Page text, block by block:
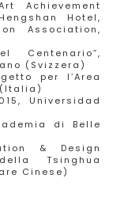
Achievement
Hotel,
Association,
Centenario”,
(Svizzera)
per l’Area
Universidad
di Belle
& Design
Tsinghua
Cinese)